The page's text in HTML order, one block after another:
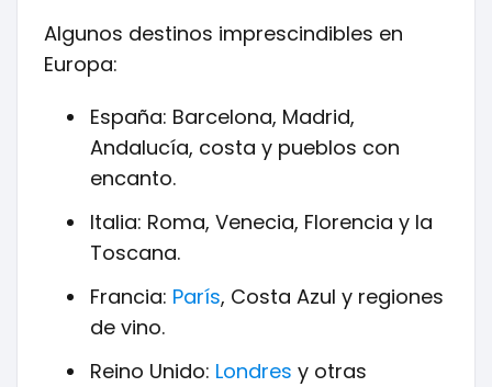
Algunos destinos imprescindibles en
Europa:
España: Barcelona, Madrid,
Andalucía, costa y pueblos con
encanto.
Italia: Roma, Venecia, Florencia y la
Toscana.
Francia: París, Costa Azul y regiones
de vino.
Reino Unido: Londres y otras